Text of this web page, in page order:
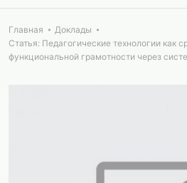
Главная
Доклады
Статья: Педагогические технологии как
функциональной грамотности через